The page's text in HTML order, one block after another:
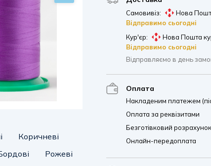
Коричневі
Рожеві
Самовивіз:
Нова
Відправимо сьогодні
Кур'єр:
Нова Пошта
Відправимо сьогодні
Відправляємо в день
Оплата
Накладеним платежем
Оплата за реквізитами
Безготівковий
Онлайн-передоплата